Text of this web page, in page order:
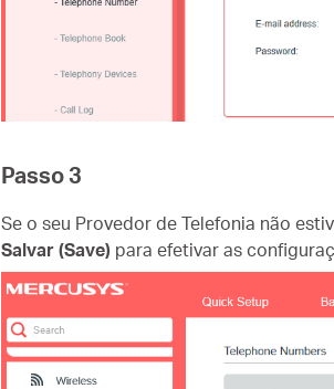
Passo 3
Se o seu Provedor de Telefonia não
Salvar (Save) para efetivar as